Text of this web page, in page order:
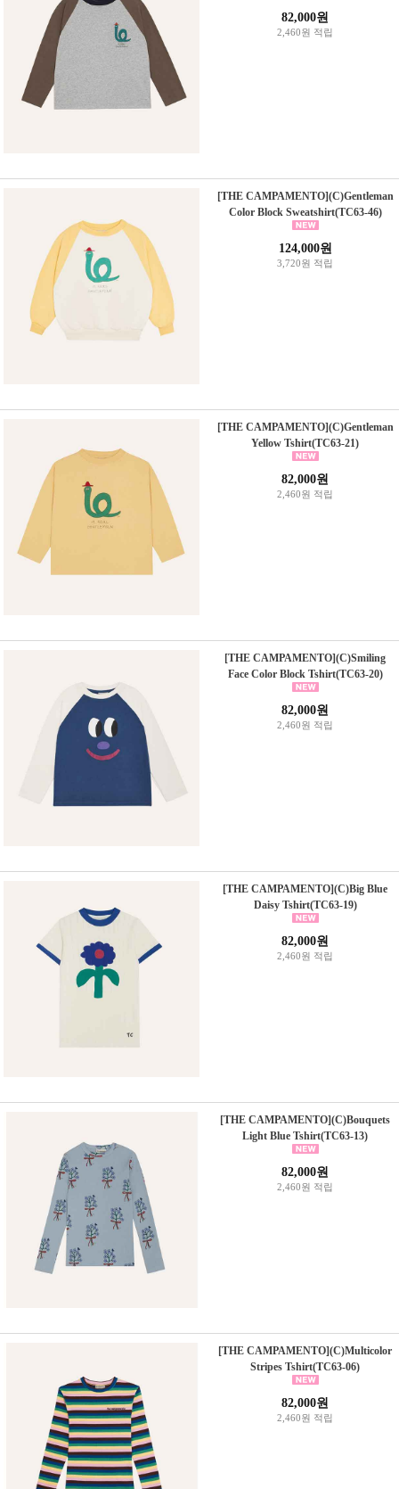
82,000원
2,460원 적립
[THE CAMPAMENTO](C)Gentleman
Color Block Sweatshirt(TC63-46)
124,000원
3,720원 적립
[THE CAMPAMENTO](C)Gentleman
Yellow Tshirt(TC63-21)
82,000원
2,460원 적립
[THE CAMPAMENTO](C)Smiling
Face Color Block Tshirt(TC63-20)
82,000원
2,460원 적립
[THE CAMPAMENTO](C)Big Blue
Daisy Tshirt(TC63-19)
82,000원
2,460원 적립
[THE CAMPAMENTO](C)Bouquets
Light Blue Tshirt(TC63-13)
82,000원
2,460원 적립
[THE CAMPAMENTO](C)Multicolor
Stripes Tshirt(TC63-06)
82,000원
2,460원 적립